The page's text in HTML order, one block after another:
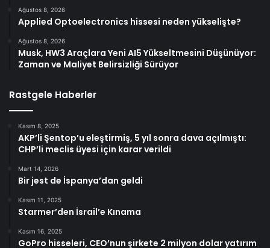
Ağustos 8, 2026
Applied Optoelectronics hissesi neden yükselişte?
Ağustos 8, 2026
Musk, HW3 Araçlara Yeni AI5 Yükseltmesini Düşünüyor:
Zaman ve Maliyet Belirsizliği Sürüyor
Rastgele Haberler
Kasım 8, 2025
AKP’li Şentop’u eleştirmiş, 5 yıl sonra dava açılmıştı:
CHP’li meclis üyesi için karar verildi
Mart 14, 2026
Bir jest de İspanya’dan geldi
Kasım 11, 2025
Starmer’den İsrail’e Kınama
Kasım 16, 2025
GoPro hisseleri, CEO’nun şirkete 2 milyon dolar yatırım